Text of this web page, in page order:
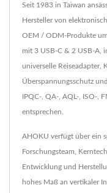
Seit 1983 in Taiwan
Hersteller von
OEM / ODM-Produkte
mit 3 USB-C & 2 USB-A,
universelle Reiseadapter,
Überspannungsschutz
IPQC-, QA-, AQL-, ISO-,
entsprechen.
AHOKU verfügt über ein
Forschungsteam,
Entwicklung und
hohes Maß an vertikaler